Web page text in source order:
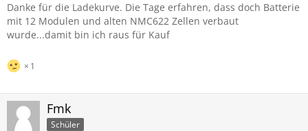
Danke für die Ladekurve. Die Tage erfahren, dass doch Batterie
mit 12 Modulen und alten NMC622 Zellen verbaut
wurde...damit bin ich raus für Kauf
1
Fmk
Schüler